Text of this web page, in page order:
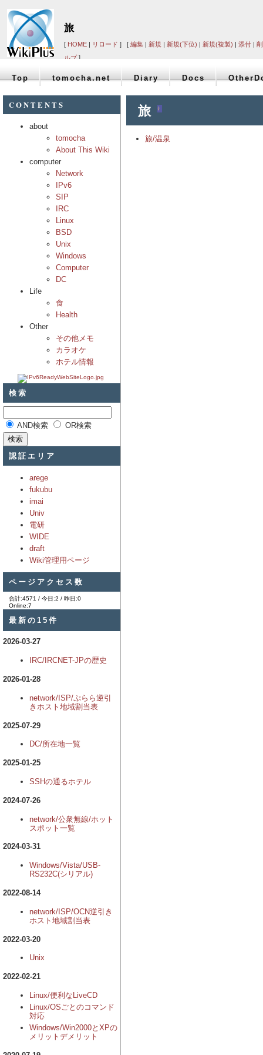
旅
[ HOME | リロード ] [ 編集 | 新規 | 新規(下位) | 新規(複製) | 添付 |
ルプ]
Top tomocha.net Diary Docs
CONTENTS
about
tomocha
About This Wiki
computer
Network
IPv6
SIP
IRC
Linux
BSD
Unix
Windows
Computer
DC
Life
食
Health
Other
その他メモ
カラオケ
ホテル情報
検索
AND検索 OR検索
認証エリア
arege
fukubu
imai
Univ
電研
WIDE
draft
Wiki管理用ページ
ページアクセス数
合計:4571 / 今日:2 / 昨日:0
Online:7
最新の15件
2026-03-27
IRC/IRCNET-JPの歴史
2026-01-28
network/ISP/ぷらら逆引
きホスト地域割当表
2025-07-29
DC/所在地一覧
2025-01-25
SSHの通るホテル
2024-07-26
network/公衆無線/ホット
スポット一覧
2024-03-31
Windows/Vista/USB-
RS232C(シリアル)
2022-08-14
network/ISP/OCN逆引き
ホスト地域割当表
2022-03-20
Unix
2022-02-21
Linux/便利なLiveCD
Linux/OSごとのコマンド
対応
Windows/Win2000とXPの
メリットデメリット
旅 †
旅/温泉